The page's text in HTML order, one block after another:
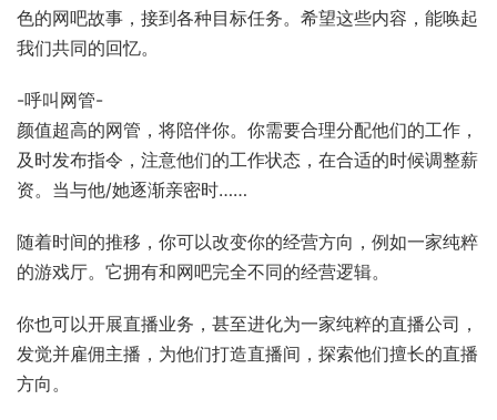
色的网吧故事，接到各种目标任务。希望这些内容，能唤起
我们共同的回忆。
-呼叫网管-
颜值超高的网管，将陪伴你。你需要合理分配他们的工作，
及时发布指令，注意他们的工作状态，在合适的时候调整薪
资。当与他/她逐渐亲密时……
随着时间的推移，你可以改变你的经营方向，例如一家纯粹
的游戏厅。它拥有和网吧完全不同的经营逻辑。
你也可以开展直播业务，甚至进化为一家纯粹的直播公司，
发觉并雇佣主播，为他们打造直播间，探索他们擅长的直播
方向。